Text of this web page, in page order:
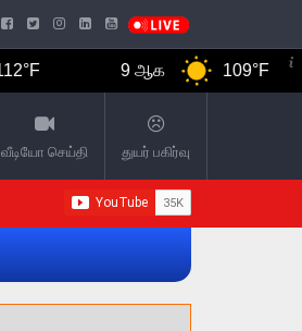
9 ஆக 109°F
வீடியோ செய்தி துயர் பகிர்வு